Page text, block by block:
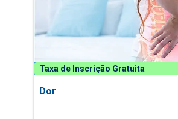
Taxa de Inscrição Gratuita
Dor